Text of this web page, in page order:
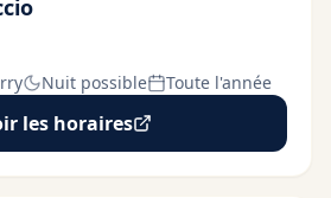
Nuit possible Toute l'année
les horaires